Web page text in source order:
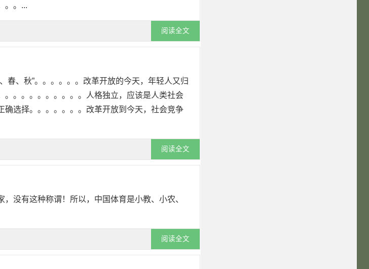
。。...
阅读全文
春、秋”。。。。。。改革开放的今天，年轻人又归
。。。。。。。。。人格独立，应该是人类社会
选择。。。。。。。改革开放到今天，社会竞争
阅读全文
没有这种称谓！所以，中国体育是小教、小农、
阅读全文